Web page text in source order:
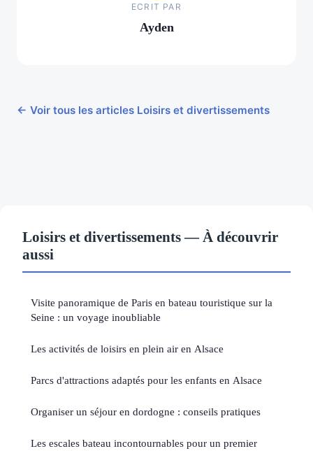
ECRIT PAR
Ayden
← Voir tous les articles Loisirs et divertissements
Loisirs et divertissements — À découvrir
aussi
Visite panoramique de Paris en bateau touristique sur la
Seine : un voyage inoubliable
Les activités de loisirs en plein air en Alsace
Parcs d'attractions adaptés pour les enfants en Alsace
Organiser un séjour en dordogne : conseils pratiques
Les escales bateau incontournables pour un premier